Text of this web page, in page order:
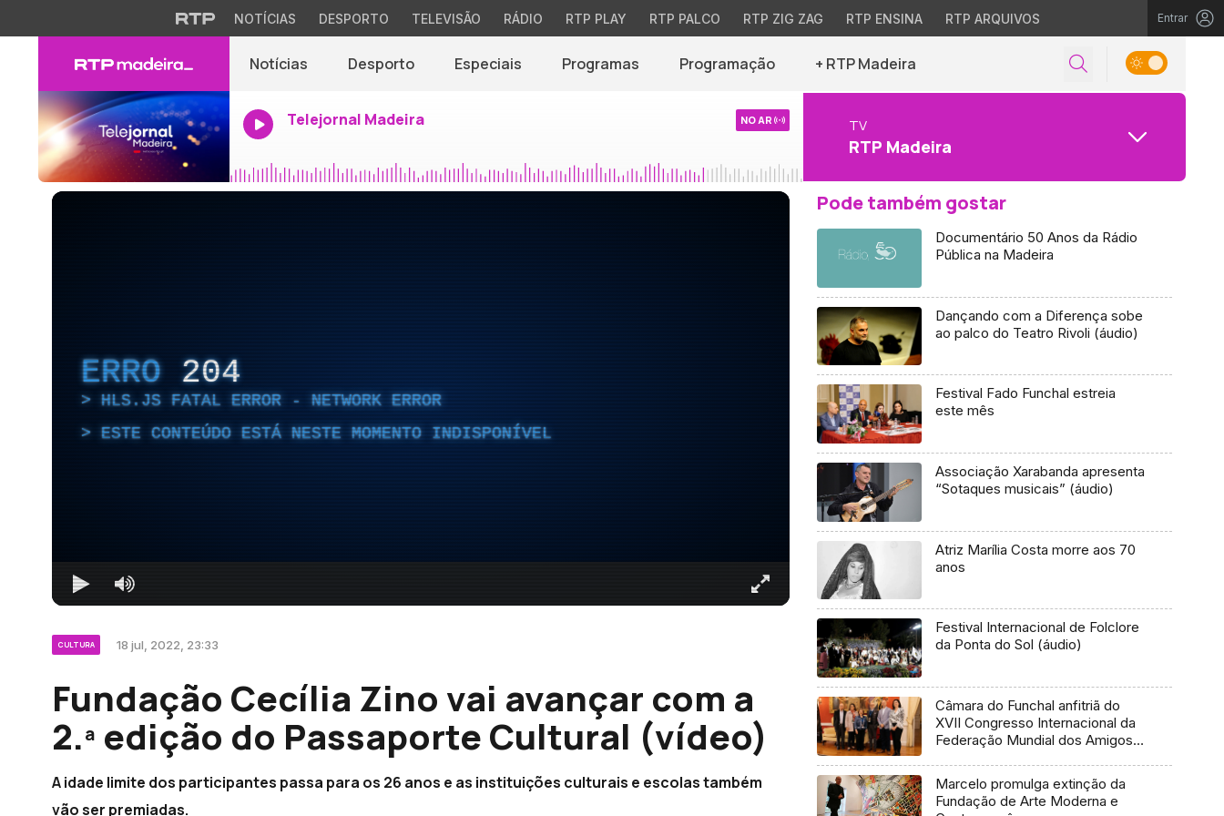
NOTÍCIAS DESPORTO TELEVISÃO RÁDIO RTP PLAY RTP PALCO RTP ZIG ZAG RTP ENSINA RTP ARQUIVOS Entrar
Notícias Desporto Especiais Programas Programação + RTP Madeira
Telejornal Madeira NO AR TV
RTP Madeira
ERRO 204
HLS.JS FATAL ERROR - NETWORK ERROR
ESTE CONTEÚDO ESTÁ NESTE MOMENTO INDISPONÍVEL
CULTURA 18 jul, 2022, 23:33
Fundação Cecília Zino vai avançar com a
2.ª edição do Passaporte Cultural (vídeo)
A idade limite dos participantes passa para os 26 anos e as instituições culturais e escolas também
vão ser premiadas.
Pode também gostar
Documentário 50 Anos da Rádio
Pública na Madeira
Dançando com a Diferença sobe
ao palco do Teatro Rivoli (áudio)
Festival Fado Funchal estreia
este mês
Associação Xarabanda apresenta
“Sotaques musicais” (áudio)
Atriz Marília Costa morre aos 70
anos
Festival Internacional de Folclore
da Ponta do Sol (áudio)
Câmara do Funchal anfitriã do
XVII Congresso Internacional da
Federação Mundial dos Amigos
Marcelo promulga extinção da
Fundação de Arte Moderna e